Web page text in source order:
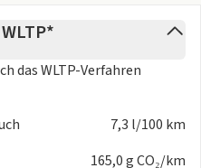
schwarz matt
dasWLTP-Verfahren
7,3 l/100 km
165,0 g CO₂/km